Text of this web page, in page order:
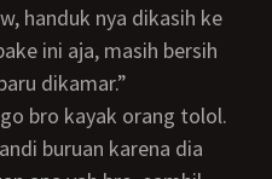
handuk nya dikasih ke
ini aja, masih bersih
dikamar.”
buruan karena dia